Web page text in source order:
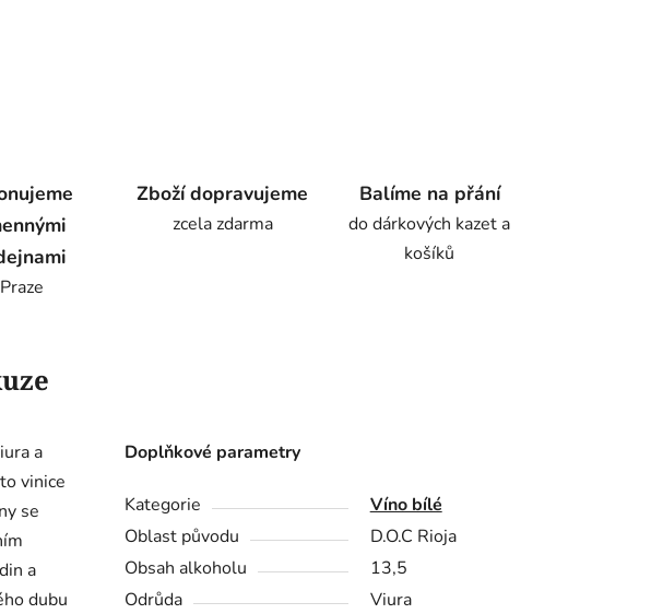
Zboží dopravujeme
zcela zdarma
Balíme na přání
do dárkových kazet a
košíků
a
vinice
se
a
dubu
Doplňkové parametry
Kategorie
Víno bílé
Oblast původu
D.O.C Rioja
Obsah alkoholu
13,5
Odrůda
Viura